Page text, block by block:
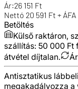
Ár:26 151 Ft
Nettó 20 591 Ft + ÁFA
Betöltés
Külső raktáron,
szállítás: 50 000 Ft
átvétel díjtalan.
Antisztatikus
megakadályozza